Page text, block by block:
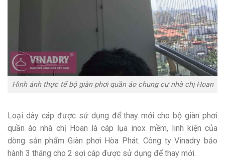
Hình ảnh thực tế bộ giàn phơi quần áo chung cư nhà chị Hoan
Loại dây cáp được sử dụng để thay mới cho bộ giàn phơi
quần áo nhà chị Hoan là cáp lụa inox mềm, linh kiện của
dòng sản phẩm Giàn phơi Hòa Phát. Công ty Vinadry bảo
hành 3 tháng cho 2 sợi cáp được sử dụng để thay mới.